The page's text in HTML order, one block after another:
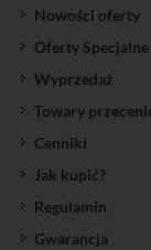
Nowości oferty
Oferty Specjalne
Wyprzedaż
Towary
Cenniki
Jak kupić?
Regulamin
Gwarancja